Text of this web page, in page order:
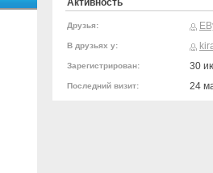
Активность
Друзья:
В друзьях у:
Зарегистрирован: 30
Последний визит: 24